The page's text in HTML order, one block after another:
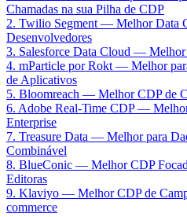
Chamadas na sua Pilha de CDP
2. Twilio Segment — Melhor Data
Desenvolvedores
3. Salesforce Data Cloud — Melhor
4. mParticle por Rokt — Melhor
de Aplicativos
5. Bloomreach — Melhor CDP de
6. Adobe Real-Time CDP —
Enterprise
7. Treasure Data — Melhor para
Combinável
8. BlueConic — Melhor CDP
Editoras
9. Klaviyo — Melhor CDP de
commerce